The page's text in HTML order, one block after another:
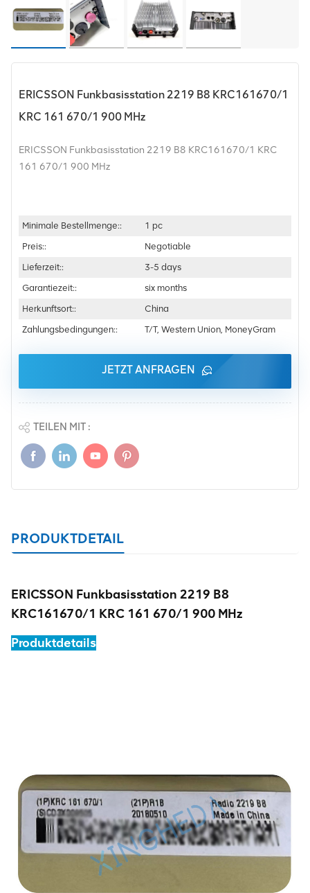
ERICSSON Funkbasisstation 2219 B8 KRC161670/1
KRC 161 670/1 900 MHz
ERICSSON Funkbasisstation 2219 B8 KRC161670/1 KRC
161 670/1 900 MHz
Minimale Bestellmenge::
1 pc
Preis::
Negotiable
Lieferzeit::
3-5 days
Garantiezeit::
six months
Herkunftsort::
China
Zahlungsbedingungen::
T/T, Western Union, MoneyGram
JETZT ANFRAGEN
TEILEN MIT :
PRODUKTDETAIL
ERICSSON Funkbasisstation 2219 B8
KRC161670/1 KRC 161 670/1 900 MHz
Produktdetails